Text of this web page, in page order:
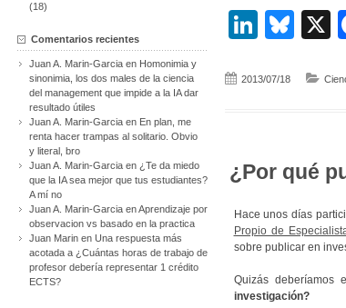
2013/07/18
¿Por qué
Hace unos días
Propio de
sobre publicar en
Quizás deberíamos
investigación?
(18)
Comentarios recientes
Juan A. Marin-Garcia en Homonimia y
sinonimia, los dos males de la ciencia
del management que impide a la IA dar
resultado útiles
Juan A. Marin-Garcia en En plan, me
renta hacer trampas al solitario. Obvio
y literal, bro
Juan A. Marin-Garcia en ¿Te da miedo
que la IA sea mejor que tus estudiantes?
A mí no
Juan A. Marin-Garcia enAprendizaje por
observacion vs basado en la practica
Juan Marin en Una respuesta más
acotada a ¿Cuántas horas de trabajo de
profesor debería representar 1 crédito
ECTS?